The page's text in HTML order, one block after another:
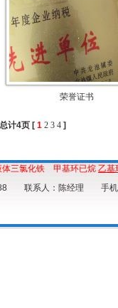
荣誉证书
总计4页 [ 1 2 3 4]
体三氯化铁 甲基环已烷 乙基
联系人：陈经理 手